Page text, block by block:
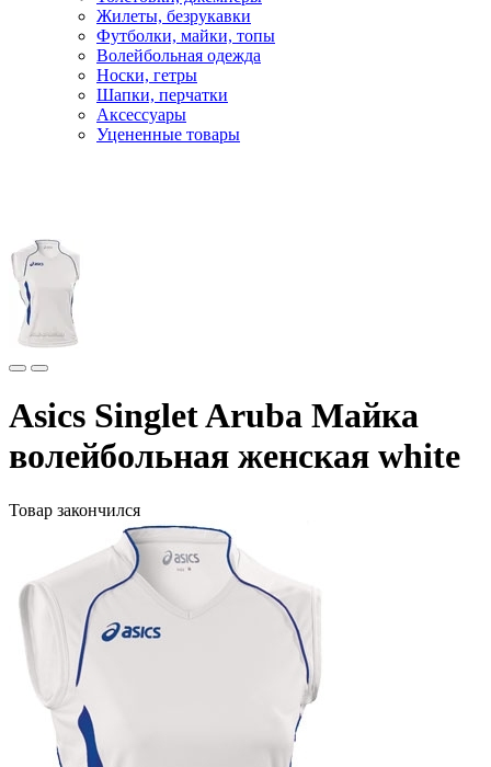
Жилеты, безрукавки
Футболки, майки, топы
Волейбольная одежда
Носки, гетры
Шапки, перчатки
Аксессуары
Уцененные товары
Asics Singlet Aruba Майка
волейбольная женская white
Товар закончился